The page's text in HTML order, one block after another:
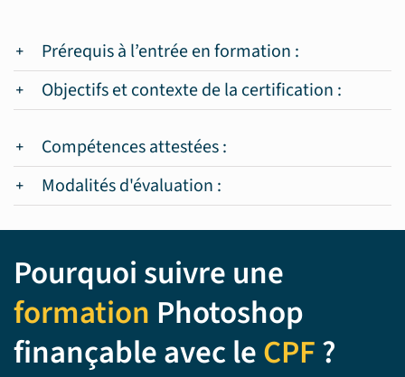
Prérequis à l’entrée en formation :
Objectifs et contexte de la certification :
Compétences attestées :
Modalités d'évaluation :
Pourquoi suivre une
formation Photoshop
finançable avec leCPF?